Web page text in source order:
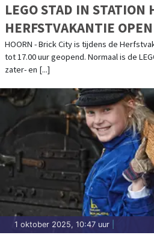
LEGO STAD IN STATION
HERFSTVAKANTIE OPEN
HOORN - Brick City is tijdens de
tot 17.00 uur geopend. Normaal is de
zater- en [...]
1 oktober 2025, 10:47 uur